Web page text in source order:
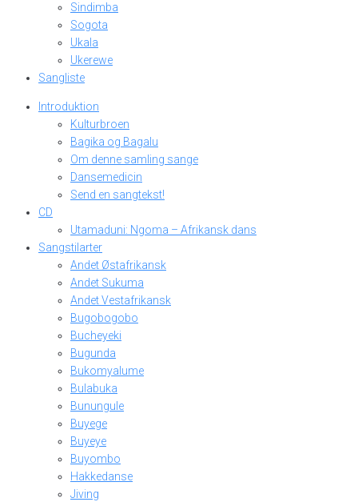
Sindimba
Sogota
Ukala
Ukerewe
Sangliste
Introduktion
Kulturbroen
Bagika og Bagalu
Om denne samling sange
Dansemedicin
Send en sangtekst!
CD
Utamaduni: Ngoma – Afrikansk dans
Sangstilarter
Andet Østafrikansk
Andet Sukuma
Andet Vestafrikansk
Bugobogobo
Bucheyeki
Bugunda
Bukomyalume
Bulabuka
Bunungule
Buyege
Buyeye
Buyombo
Hakkedanse
Jiving